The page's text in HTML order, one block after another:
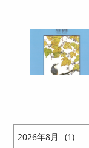
2026 8 1